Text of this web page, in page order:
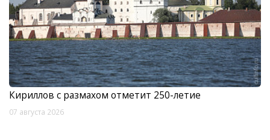
Кириллов с размахом отметит 250-летие
07 августа 2026